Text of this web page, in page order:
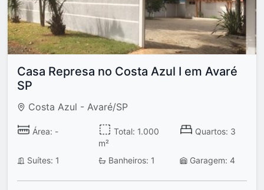
Casa Represa no Costa Azul I em Avaré
SP
Costa Azul - Avaré/SP
Área: -
Total: 1.000
m²
Quartos: 3
Suítes: 1 Banheiros: 1 Garagem: 4